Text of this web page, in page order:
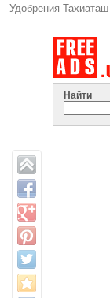
Удобрения
Найти